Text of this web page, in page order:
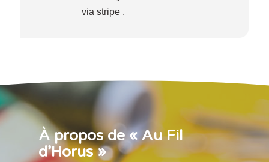
via stripe .
À propos de « Au Fil
d’Horus »